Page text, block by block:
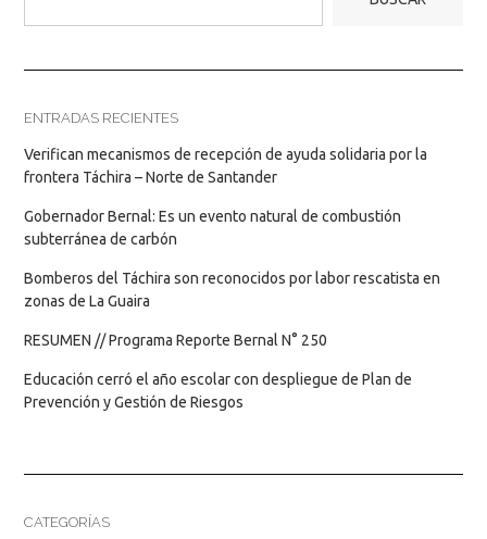
ENTRADAS RECIENTES
Verifican mecanismos de recepción de ayuda solidaria por la
frontera Táchira – Norte de Santander
Gobernador Bernal: Es un evento natural de combustión
subterránea de carbón
Bomberos del Táchira son reconocidos por labor rescatista en
zonas de La Guaira
RESUMEN // Programa Reporte Bernal N° 250
Educación cerró el año escolar con despliegue de Plan de
Prevención y Gestión de Riesgos
CATEGORÍAS